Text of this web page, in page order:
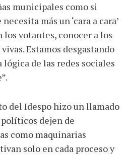
municipales como si
más un ‘cara a cara’
los votantes, conocer a los
Estamos desgastando
lógica de las redes sociales
del Idespo hizo un llamado
dejen de
como maquinarias
solo en cada proceso y